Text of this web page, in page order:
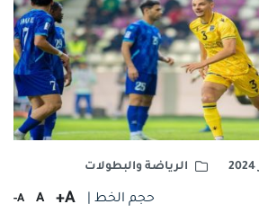
الرياضة والبطولات
حجم الخط | A+
A
A-